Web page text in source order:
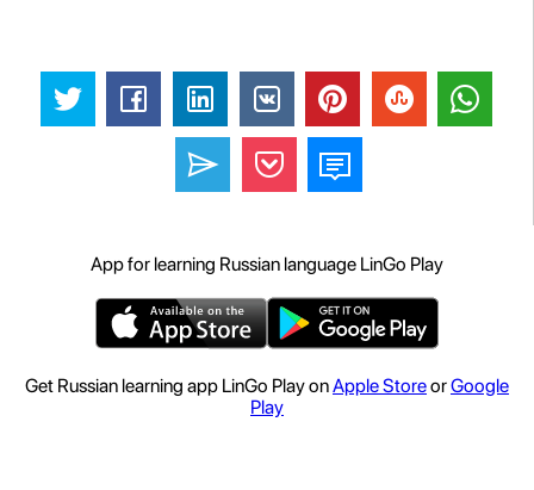
App for learning Russian language LinGo Play
Get Russian learning app LinGo Play onApple StoreorGoogle
Play